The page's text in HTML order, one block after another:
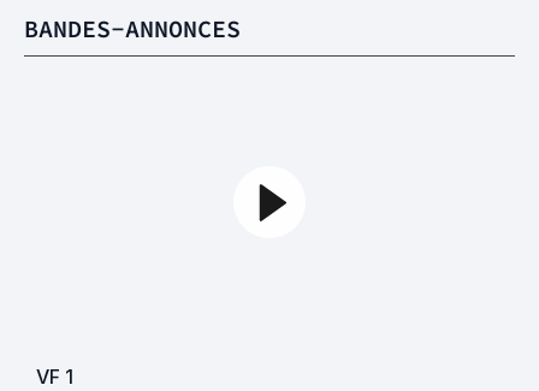
BANDES-ANNONCES
VF 1